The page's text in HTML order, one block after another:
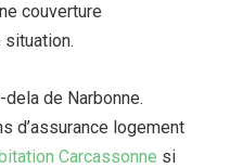
couverture
de Narbonne.
d’assurance logement
Carcassonne si